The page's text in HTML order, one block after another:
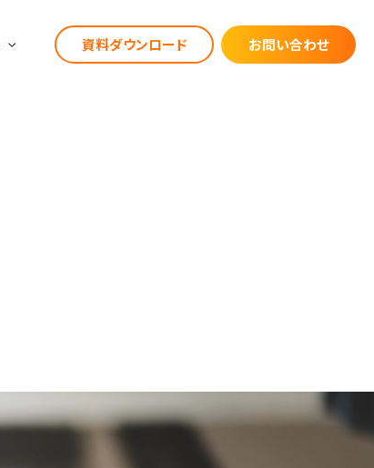
資料ダウンロード お問い合わせ